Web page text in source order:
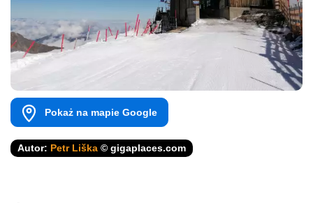
Pokaż na mapie Google
Autor: Petr Liška © gigaplaces.com